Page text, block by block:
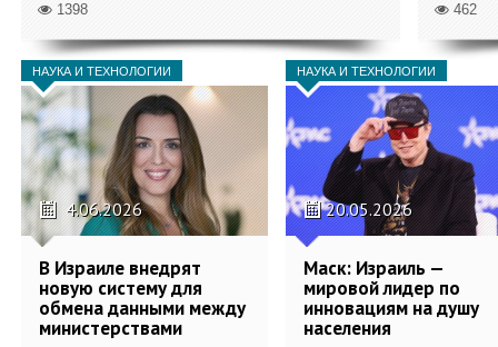
1398 462
НАУКА И ТЕХНОЛОГИИ
4.06.2026
В Израиле внедрят
новую систему для
обмена данными между
министерствами
НАУКА И ТЕХНОЛОГИИ
20.05.2026
Маск: Израиль —
мировой лидер по
инновациям на душу
населения